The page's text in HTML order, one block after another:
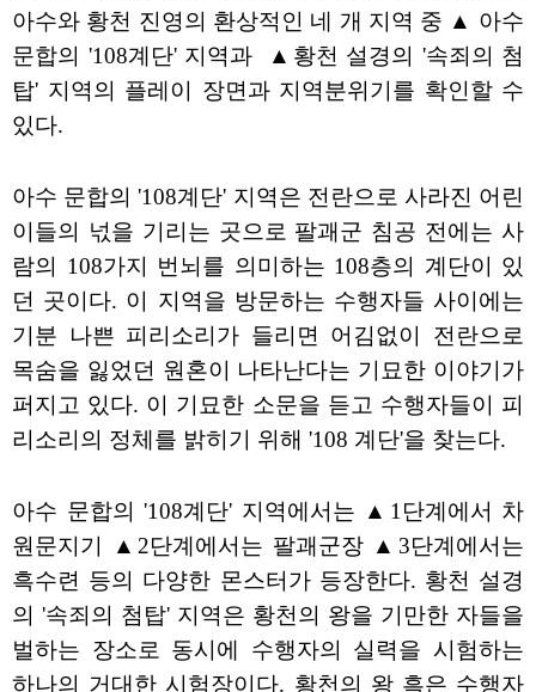
아수와 황천 진영의 환상적인 네 개 지역 중 ▲ 아수
문합의 '108계단' 지역과 ▲황천 설경의 '속죄의 첨
탑' 지역의 플레이 장면과 지역분위기를 확인할 수
있다.
아수 문합의 '108계단' 지역은 전란으로 사라진 어린
이들의 넋을 기리는 곳으로 팔괘군 침공 전에는 사
람의 108가지 번뇌를 의미하는 108층의 계단이 있
던 곳이다. 이 지역을 방문하는 수행자들 사이에는
기분 나쁜 피리소리가 들리면 어김없이 전란으로
목숨을 잃었던 원혼이 나타난다는 기묘한 이야기가
퍼지고 있다. 이 기묘한 소문을 듣고 수행자들이 피
리소리의 정체를 밝히기 위해 '108 계단'을 찾는다.
아수 문합의 '108계단' 지역에서는 ▲1단계에서 차
원문지기 ▲2단계에서는 팔괘군장 ▲3단계에서는
흑수련 등의 다양한 몬스터가 등장한다. 황천 설경
의 '속죄의 첨탑' 지역은 황천의 왕을 기만한 자들을
벌하는 장소로 동시에 수행자의 실력을 시험하는
하나의 거대한 시험장이다. 황천의 왕 흑은 수행자